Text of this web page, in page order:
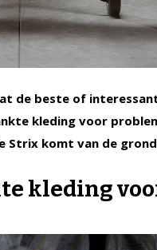
de beste of
kleding voor
Strix komt van de
kleding